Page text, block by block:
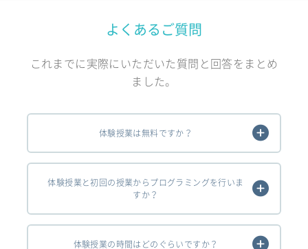
よくあるご質問
これまでに実際にいただいた質問と回答をまとめ
ました。
体験授業は無料ですか？
体験授業と初回の授業からプログラミングを行いま
すか？
体験授業の時間はどのぐらいですか？